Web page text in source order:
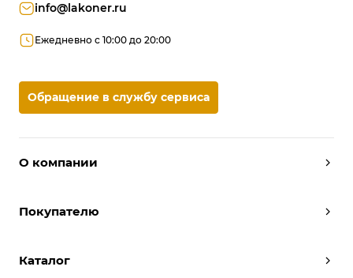
О компании
Условия работы
Отзывы
Покупателю
Вызвать дизайнера
Каталог
info@lakoner.ru
Ежедневно с 10:00 до 20:00
Обращение в службу сервиса